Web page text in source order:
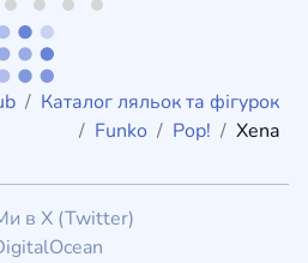
Каталог ляльок та фігурок
Funko
Pop! Xena
в X (Twitter)